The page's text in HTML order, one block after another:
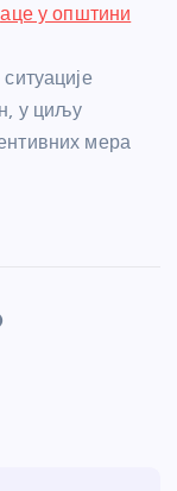
у општини
у циљу
мера